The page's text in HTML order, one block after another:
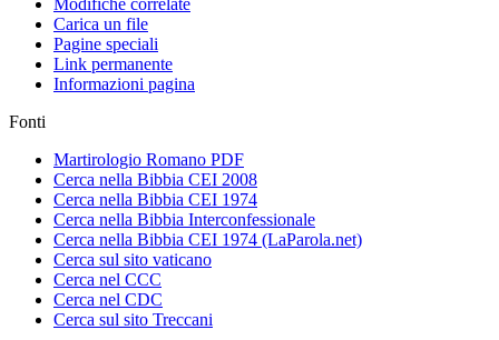
Modifiche correlate
Carica un file
Pagine speciali
Link permanente
Informazioni pagina
Fonti
Martirologio Romano PDF
Cerca nella Bibbia CEI 2008
Cerca nella Bibbia CEI 1974
Cerca nella Bibbia Interconfessionale
Cerca nella Bibbia CEI 1974 (LaParola.net)
Cerca sul sito vaticano
Cerca nel CCC
Cerca nel CDC
Cerca sul sito Treccani